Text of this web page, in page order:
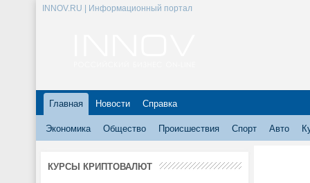
INNOV.RU | Информационный портал
Главная Новости Справка
Экономика Общество Происшествия Спорт Авто
КУРСЫ КРИПТОВАЛЮТ